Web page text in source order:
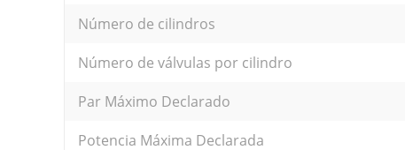
Número de cilindros
Número de válvulas por cilindro
Par Máximo Declarado
Potencia Máxima Declarada